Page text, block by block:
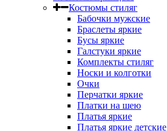
Костюмы стиляг
Бабочки мужские
Браслеты яркие
Бусы яркие
Галстуки яркие
Комплекты стиляг
Носки и колготки
Очки
Перчатки яркие
Платки на шею
Платья яркие
Платья яркие детские